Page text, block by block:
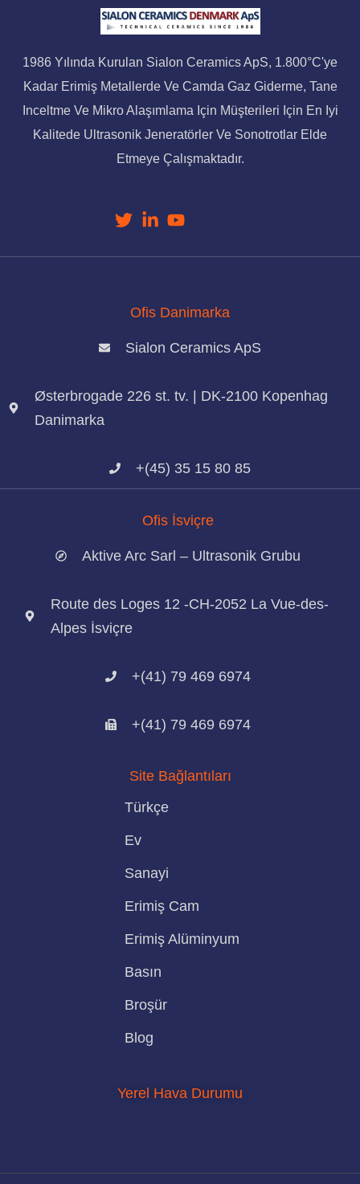
1986 Yılında Kurulan Sialon Ceramics ApS, 1.800°C'ye
Kadar Erimiş Metallerde Ve Camda Gaz Giderme, Tane
Inceltme Ve Mikro Alaşımlama Için Müşterileri Için En Iyi
Kalitede Ultrasonik Jeneratörler Ve Sonotrotlar Elde
Etmeye Çalışmaktadır.
Ofis Danimarka
Sialon Ceramics ApS
Østerbrogade 226 st. tv. | DK-2100 Kopenhag
Danimarka
+(45) 35 15 80 85
Ofis İsviçre
Aktive Arc Sarl – Ultrasonik Grubu
Route des Loges 12 -CH-2052 La Vue-des-
Alpes İsviçre
+(41) 79 469 6974
+(41) 79 469 6974
Site Bağlantıları
Türkçe
Ev
Sanayi
Erimiş Cam
Erimiş Alüminyum
Basın
Broşür
Blog
Yerel Hava Durumu